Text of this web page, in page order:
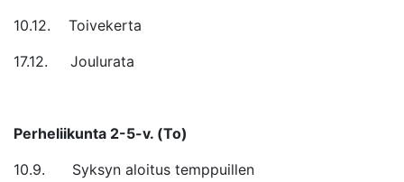
10.12. Toivekerta
17.12. Joulurata
Perheliikunta 2-5-v. (To)
10.9. Syksyn aloitus temppuillen